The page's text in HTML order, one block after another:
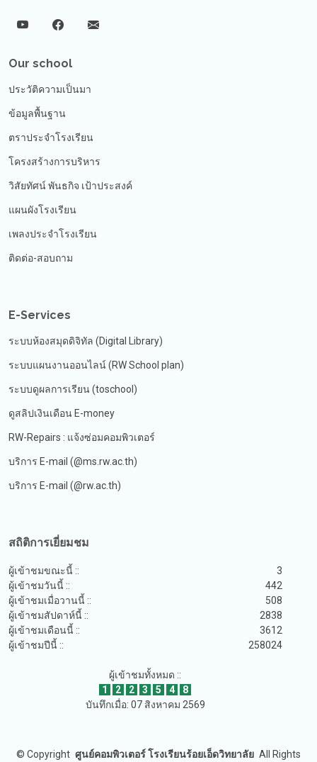
Our school
ประวัติความเป็นมา
ข้อมูลพื้นฐาน
ตราประจำโรงเรียน
โครงสร้างการบริหาร
วิสัยทัศน์ พันธกิจ เป้าประสงค์
แผนผังโรงเรียน
เพลงประจำโรงเรียน
ติดต่อ-สอบถาม
E-Services
ระบบห้องสมุดดิจิทัล (Digital Library)
ระบบแผนงานออนไลน์ (RW School plan)
ระบบดูผลการเรียน (toschool)
ดูสลิปเงินเดือน E-money
RW-Repairs : แจ้งซ่อมคอมพิวเตอร์
บริการ E-mail (@ms.rw.ac.th)
บริการ E-mail (@rw.ac.th)
สถิติการเยี่ยมชม
ผู้เข้าชมขณะนี้ ::
3
ผู้เข้าชมวันนี้ ::
442
ผู้เข้าชมเมื่อวานนี้ ::
508
ผู้เข้าชมสัปดาห์นี้ ::
2838
ผู้เข้าชมเดือนนี้ ::
3612
ผู้เข้าชมปีนี้ ::
258024
ผู้เข้าชมทั้งหมด ::
1
2 2 3 5 4
8
บันทึกเมื่อ: 07 สิงหาคม 2569
© Copyright ศูนย์คอมพิวเตอร์ โรงเรียนร้อยเอ็ดวิทยาลัย All Rights